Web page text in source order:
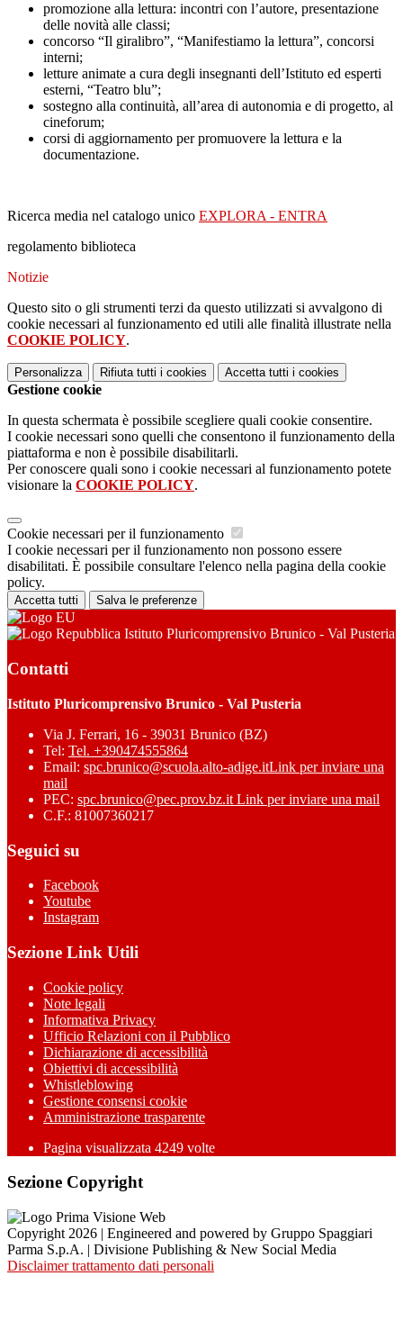
promozione alla lettura: incontri con l’autore, presentazione
delle novità alle classi;
concorso “Il giralibro”, “Manifestiamo la lettura”, concorsi
interni;
letture animate a cura degli insegnanti dell’Istituto ed esperti
esterni, “Teatro blu”;
sostegno alla continuità, all’area di autonomia e di progetto, al
cineforum;
corsi di aggiornamento per promuovere la lettura e la
documentazione.
Ricerca media nel catalogo unico EXPLORA - ENTRA
regolamento biblioteca
Notizie
Questo sito o gli strumenti terzi da questo utilizzati si avvalgono di
cookie necessari al funzionamento ed utili alle finalità illustrate nella
COOKIE POLICY.
Personalizza Rifiuta tutti i cookies Accetta tutti i cookies
Gestione cookie
In questa schermata è possibile scegliere quali cookie consentire.
I cookie necessari sono quelli che consentono il funzionamento della
piattaforma e non è possibile disabilitarli.
Per conoscere quali sono i cookie necessari al funzionamento potete
visionare la COOKIE POLICY.
Cookie necessari per il funzionamento
I cookie necessari per il funzionamento non possono essere
disabilitati. È possibile consultare l'elenco nella pagina della cookie
policy.
Accetta tutti Salva le preferenze
Istituto Pluricomprensivo Brunico - Val Pusteria
Contatti
Istituto Pluricomprensivo Brunico - Val Pusteria
Via J. Ferrari, 16 - 39031 Brunico (BZ)
Tel: Tel. +390474555864
Email: spc.brunico@scuola.alto-adige.itLink per inviare una
mail
PEC: spc.brunico@pec.prov.bz.it Link per inviare una mail
C.F.: 81007360217
Seguici su
Facebook
Youtube
Instagram
Sezione Link Utili
Cookie policy
Note legali
Informativa Privacy
Ufficio Relazioni con il Pubblico
Dichiarazione di accessibilità
Obiettivi di accessibilità
Whistleblowing
Gestione consensi cookie
Amministrazione trasparente
Pagina visualizzata 4249 volte
Sezione Copyright
Copyright 2026 | Engineered and powered by Gruppo Spaggiari
Parma S.p.A. | Divisione Publishing & New Social Media
Disclaimer trattamento dati personali